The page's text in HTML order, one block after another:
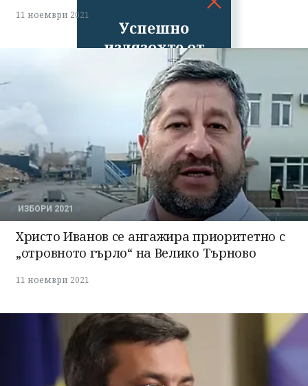
Успешно
излязохте от
профила си!
11 ноември 2021
ИЗБОРИ 2021
Христо Иванов се ангажира приоритетно с
„отровното гърло“ на Велико Търново
11 ноември 2021